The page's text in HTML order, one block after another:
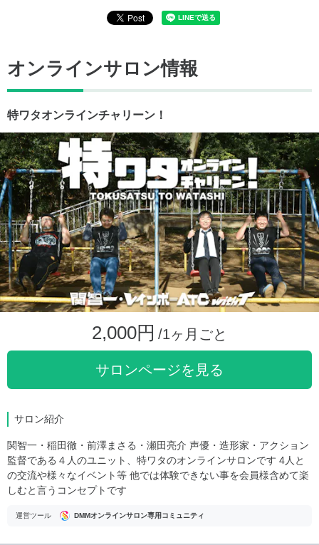
オンラインサロン情報
特ワタオンラインチャリーン！
2,000円 /1ヶ月ごと
サロンページを見る
サロン紹介
関智一・稲田徹・前澤まさる・瀬田亮介 声優・造形家・アクション
監督である４人のユニット、特ワタのオンラインサロンです 4人と
の交流や様々なイベント等 他では体験できない事を会員様含めて楽
しむと言うコンセプトです
運営ツール DMMオンラインサロン専用コミュニティ